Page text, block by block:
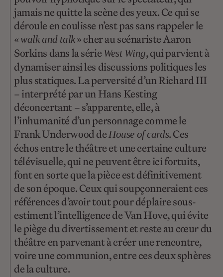
jamais ne quitte la scène des yeux. Ce qui se
déroule en coulisse n’est pas sans rappeler le
« walk and talk» cher au scénariste Aaron
Sorkins dans la série West Wing, qui parvient à
dynamiser ainsi les discussions politiques les
plus statiques. La perversité d’un Richard III
– interprété par un Hans Kesting
déconcertant – s’apparente, elle, à
l’inhumanité d’un personnage comme le
Frank Underwood deHouse of cards. Ces
échos entre le théâtre et une certaine culture
télévisuelle, qui ne peuvent être ici fortuits,
font en sorte que la pièce est définitivement
de son époque. Ceux qui soupçonneraient ces
références d’avoir tout pour déplaire sous-
estiment l’intelligence de Van Hove, qui évite
le piège du divertissement et reste au cœur du
théâtre en parvenant à créer une rencontre,
voire une communion, entre ces deux sphères
de la culture.